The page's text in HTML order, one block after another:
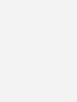
deutschen
Transportleistung
7000